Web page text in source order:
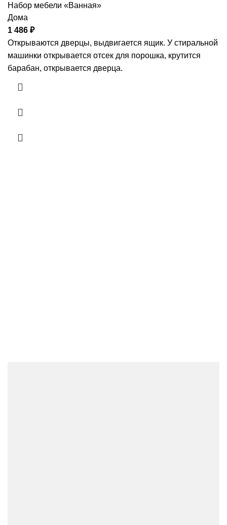
Набор мебели «Ванная»
Дома
1 486 ₽
Открываются дверцы, выдвигается ящик. У стиральной
машинки открывается отсек для порошка, крутится
барабан, открывается дверца.